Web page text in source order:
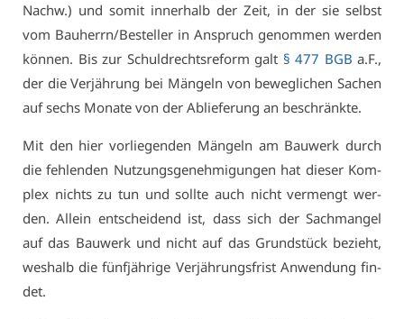
Nachw.) und so­mit in­ner­halb der Zeit, in der sie selbst
vom Bau­herrn/Be­stel­ler in An­spruch ge­nom­men wer­den
kön­nen. Bis zur Schuld­rechts­re­form galt § 477 BGB a.F.,
der die Ver­jäh­rung bei Män­geln von be­weg­li­chen Sa­chen
auf sechs Mo­na­te von der Ab­lie­fe­rung an be­schränk­te.
Mit den hier vor­lie­gen­den Män­geln am Bau­werk durch
die feh­len­den Nut­zungs­ge­neh­mi­gun­gen hat die­ser Kom­
plex nichts zu tun und soll­te auch nicht ver­mengt wer­
den. Al­lein ent­schei­dend ist, dass sich der Sach­man­gel
auf das Bau­werk und nicht auf das Grund­stück be­zieht,
wes­halb die fünf­jäh­ri­ge Ver­jäh­rungs­frist An­wen­dung fin­
det.